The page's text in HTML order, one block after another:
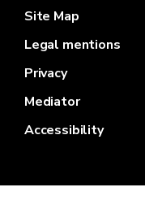
Site Map
Legal mentions
Privacy
Mediator
Accessibility